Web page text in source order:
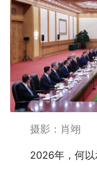
摄影：肖翊
2026年，何以